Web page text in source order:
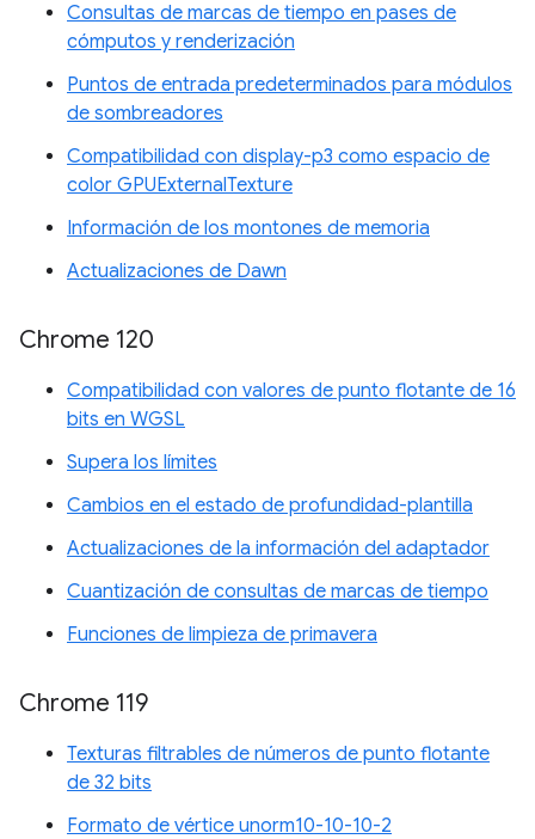
Consultas de marcas de tiempo en pases de
cómputos y renderización
Puntos de entrada predeterminados para módulos
de sombreadores
Compatibilidad con display-p3 como espacio de
color GPUExternalTexture
Información de los montones de memoria
Actualizaciones de Dawn
Chrome 120
Compatibilidad con valores de punto flotante de 16
bits en WGSL
Supera los límites
Cambios en el estado de profundidad-plantilla
Actualizaciones de la información del adaptador
Cuantización de consultas de marcas de tiempo
Funciones de limpieza de primavera
Chrome 119
Texturas filtrables de números de punto flotante
de 32 bits
Formato de vértice unorm10-10-10-2